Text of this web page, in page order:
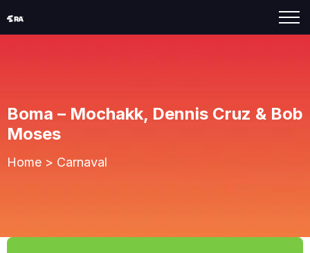
Boma – Mochakk, Dennis Cruz & Bob
Moses
Home > Carnaval